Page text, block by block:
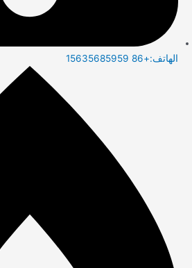
الهاتف:+86 15635685959